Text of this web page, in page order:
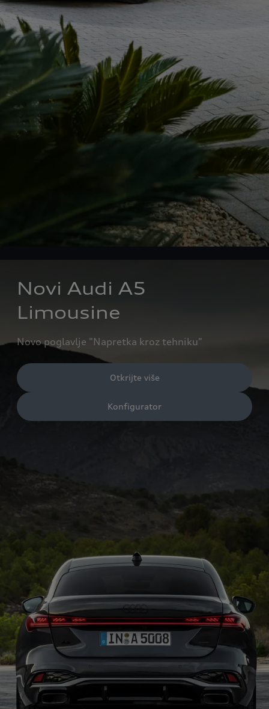
Novi Audi A5
Limousine
Novo poglavlje "Napretka kroz tehniku"
Otkrijte više
Konfigurator